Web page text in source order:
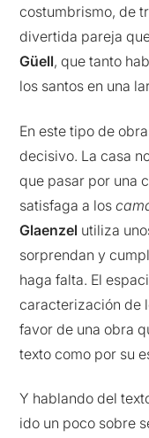
costumbrismo, de
divertida pareja
Güell, que tanto
los santos en una
En este tipo de
decisivo. La casa
que pasar por una
satisfaga a los
Glaenzel utiliza
sorprendan y
haga falta. El
caracterización de
favor de una obra
texto como por su
Y hablando del
ido un poco sobre